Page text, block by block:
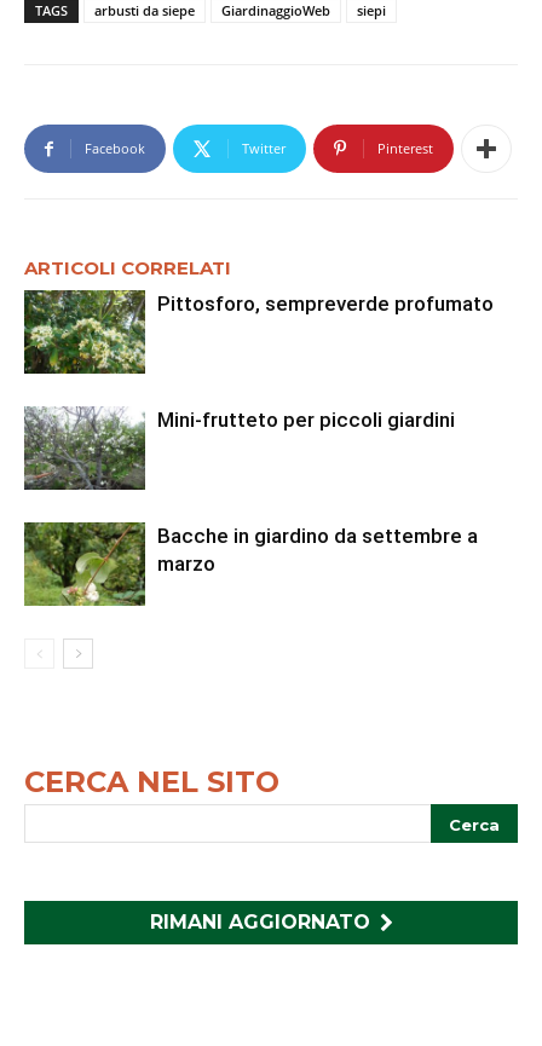
TAGS arbusti da siepe GiardinaggioWeb siepi
Facebook Twitter Pinterest
ARTICOLI CORRELATI
Pittosforo, sempreverde profumato
Mini-frutteto per piccoli giardini
Bacche in giardino da settembre a
marzo
CERCA NEL SITO
RIMANI AGGIORNATO